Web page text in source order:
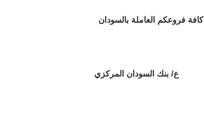
فروعكم العاملة بالسودان
ع/ بنك السودان المركزي